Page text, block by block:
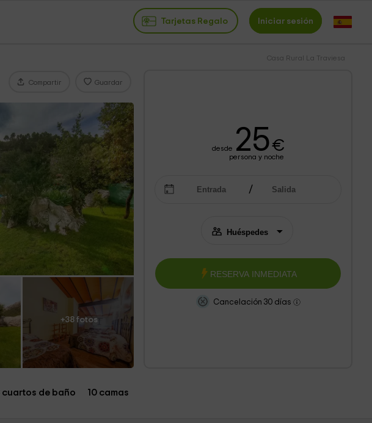
Tarjetas Regalo Iniciar sesión
Casa Rural La Traviesa
Compartir Guardar
+38 fotos
desde 25€
persona y noche
RESERVA INMEDIATA
Cancelación 30 días
cuartos de baño 10 camas